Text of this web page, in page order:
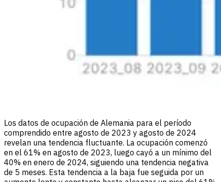
Los datos de ocupación de Alemania para el período
comprendido entre agosto de 2023 y agosto de 2024
revelan una tendencia fluctuante. La ocupación comenzó
en el 61% en agosto de 2023, luego cayó a un mínimo del
40% en enero de 2024, siguiendo una tendencia negativa
de 5 meses. Esta tendencia a la baja fue seguida por un